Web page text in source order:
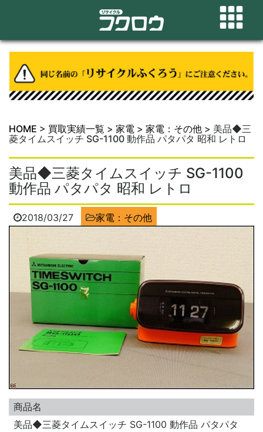
HOME > 買取実績一覧 > 家電 > 家電：その他 > 美品◆三
菱タイムスイッチ SG-1100 動作品 パタパタ 昭和 レトロ
美品◆三菱タイムスイッチ SG-1100
動作品 パタパタ 昭和 レトロ
2018/03/27 家電：その他
商品名
美品◆三菱タイムスイッチ SG-1100 動作品 パタパタ